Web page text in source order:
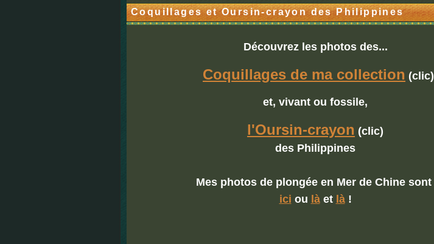
Coquillages et Oursin-crayon des Philippines
Découvrez les photos des...
Coquillages de ma collection (clic)
et, vivant ou fossile,
l'Oursin-crayon (clic)
des Philippines
Mes photos de plongée en Mer de Chine sont
ici ou làet là!